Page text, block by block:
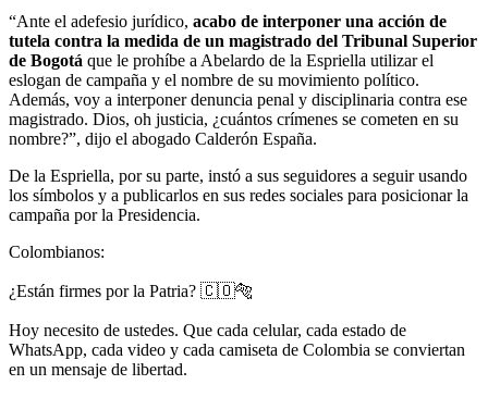
“Ante el adefesio jurídico, acabo de interponer una acción de
tutela contra la medida de un magistrado del Tribunal Superior
de Bogotá que le prohíbe a Abelardo de la Espriella utilizar el
eslogan de campaña y el nombre de su movimiento político.
Además, voy a interponer denuncia penal y disciplinaria contra ese
magistrado. Dios, oh justicia, ¿cuántos crímenes se cometen en su
nombre?”, dijo el abogado Calderón España.
De la Espriella, por su parte, instó a sus seguidores a seguir usando
los símbolos y a publicarlos en sus redes sociales para posicionar la
campaña por la Presidencia.
Colombianos:
¿Están firmes por la Patria? 🇨🇴🐅
Hoy necesito de ustedes. Que cada celular, cada estado de
WhatsApp, cada video y cada camiseta de Colombia se conviertan
en un mensaje de libertad.